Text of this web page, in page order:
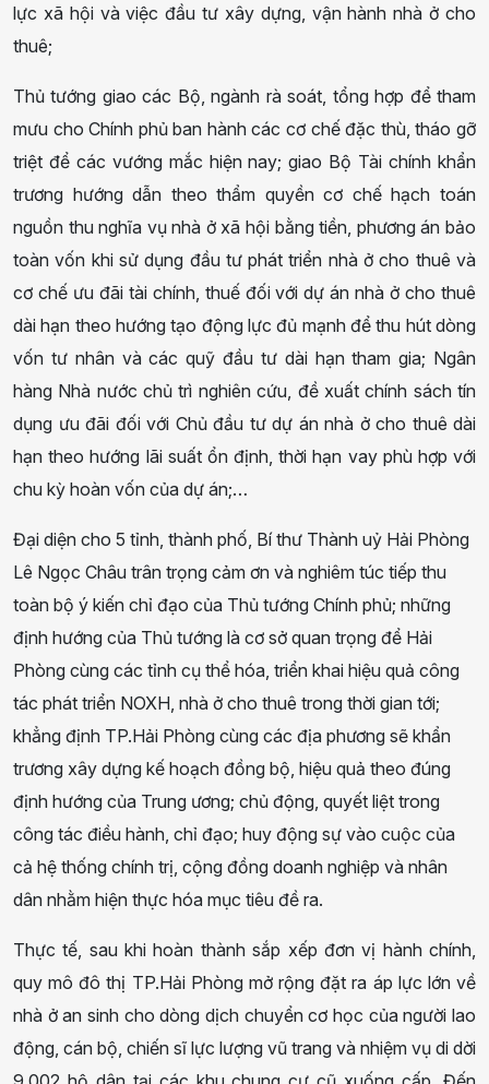
lực xã hội và việc đầu tư xây dựng, vận hành nhà ở cho
thuê;
Thủ tướng giao các Bộ, ngành rà soát, tổng hợp để tham
mưu cho Chính phủ ban hành các cơ chế đặc thù, tháo gỡ
triệt để các vướng mắc hiện nay; giao Bộ Tài chính khẩn
trương hướng dẫn theo thẩm quyền cơ chế hạch toán
nguồn thu nghĩa vụ nhà ở xã hội bằng tiền, phương án bảo
toàn vốn khi sử dụng đầu tư phát triển nhà ở cho thuê và
cơ chế ưu đãi tài chính, thuế đối với dự án nhà ở cho thuê
dài hạn theo hướng tạo động lực đủ mạnh để thu hút dòng
vốn tư nhân và các quỹ đầu tư dài hạn tham gia; Ngân
hàng Nhà nước chủ trì nghiên cứu, đề xuất chính sách tín
dụng ưu đãi đối với Chủ đầu tư dự án nhà ở cho thuê dài
hạn theo hướng lãi suất ổn định, thời hạn vay phù hợp với
chu kỳ hoàn vốn của dự án;…
Đại diện cho 5 tỉnh, thành phố, Bí thư Thành uỷ Hải Phòng
Lê Ngọc Châu trân trọng cảm ơn và nghiêm túc tiếp thu
toàn bộ ý kiến chỉ đạo của Thủ tướng Chính phủ; những
định hướng của Thủ tướng là cơ sở quan trọng để Hải
Phòng cùng các tỉnh cụ thể hóa, triển khai hiệu quả công
tác phát triển NOXH, nhà ở cho thuê trong thời gian tới;
khẳng định TP.Hải Phòng cùng các địa phương sẽ khẩn
trương xây dựng kế hoạch đồng bộ, hiệu quả theo đúng
định hướng của Trung ương; chủ động, quyết liệt trong
công tác điều hành, chỉ đạo; huy động sự vào cuộc của
cả hệ thống chính trị, cộng đồng doanh nghiệp và nhân
dân nhằm hiện thực hóa mục tiêu đề ra.
Thực tế, sau khi hoàn thành sắp xếp đơn vị hành chính,
quy mô đô thị TP.Hải Phòng mở rộng đặt ra áp lực lớn về
nhà ở an sinh cho dòng dịch chuyển cơ học của người lao
động, cán bộ, chiến sĩ lực lượng vũ trang và nhiệm vụ di dời